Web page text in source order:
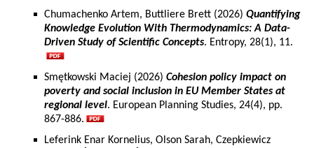
Chumachenko Artem, Buttliere Brett (2026) Quantifying
Knowledge Evolution With Thermodynamics: A Data-
Driven Study of Scientific Concepts. Entropy, 28(1), 11.
Smętkowski Maciej (2026) Cohesion policy impact on
poverty and social inclusion in EU Member States at
regional level. European Planning Studies, 24(4), pp.
867-886.
Leferink Enar Kornelius, Olson Sarah, Czepkiewicz